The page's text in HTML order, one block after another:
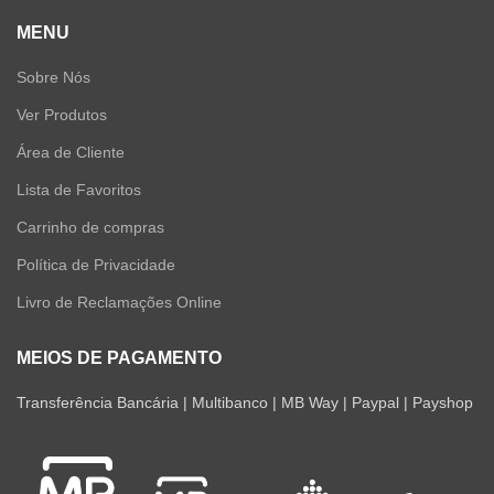
MENU
Sobre Nós
Ver Produtos
Área de Cliente
Lista de Favoritos
Carrinho de compras
Política de Privacidade
Livro de Reclamações Online
MEIOS DE PAGAMENTO
Transferência Bancária | Multibanco | MB Way | Paypal | Payshop